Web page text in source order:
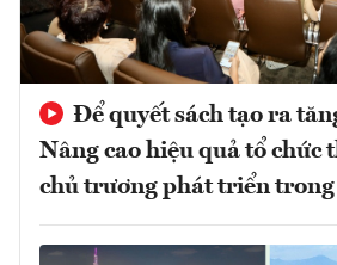
Để quyết sách tạo ra
Nâng cao hiệu quả tổ chức
chủ trương phát triển